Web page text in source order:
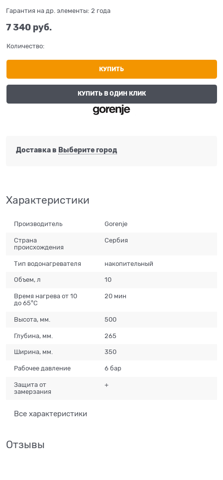
Гарантия на др. элементы: 2 года
7 340 руб.
Количество:
КУПИТЬ
КУПИТЬ В ОДИН КЛИК
Доставка в Выберите город
Характеристики
Производитель Gorenje
Страна
происхождения
Сербия
Тип водонагревателя накопительный
Объем, л 10
Время нагрева от 10
до 65°C
20 мин
Высота, мм. 500
Глубина, мм. 265
Ширина, мм. 350
Рабочее давление 6 бар
Защита от
замерзания
+
Все характеристики
Отзывы